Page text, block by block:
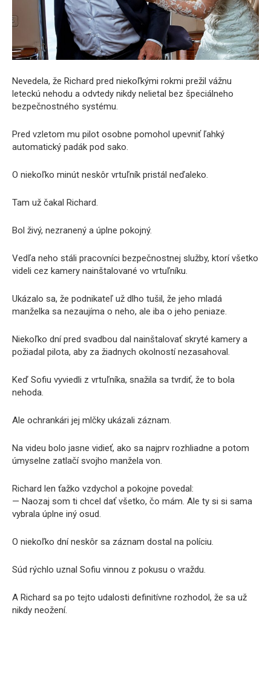
Nevedela, že Richard pred niekoľkými rokmi prežil vážnu
leteckú nehodu a odvtedy nikdy nelietal bez špeciálneho
bezpečnostného systému.
Pred vzletom mu pilot osobne pomohol upevniť ľahký
automatický padák pod sako.
O niekoľko minút neskôr vrtuľník pristál neďaleko.
Tam už čakal Richard.
Bol živý, nezranený a úplne pokojný.
Vedľa neho stáli pracovníci bezpečnostnej služby, ktorí všetko
videli cez kamery nainštalované vo vrtuľníku.
Ukázalo sa, že podnikateľ už dlho tušil, že jeho mladá
manželka sa nezaujíma o neho, ale iba o jeho peniaze.
Niekoľko dní pred svadbou dal nainštalovať skryté kamery a
požiadal pilota, aby za žiadnych okolností nezasahoval.
Keď Sofiu vyviedli z vrtuľníka, snažila sa tvrdiť, že to bola
nehoda.
Ale ochrankári jej mlčky ukázali záznam.
Na videu bolo jasne vidieť, ako sa najprv rozhliadne a potom
úmyselne zatlačí svojho manžela von.
Richard len ťažko vzdychol a pokojne povedal:
— Naozaj som ti chcel dať všetko, čo mám. Ale ty si si sama
vybrala úplne iný osud.
O niekoľko dní neskôr sa záznam dostal na políciu.
Súd rýchlo uznal Sofiu vinnou z pokusu o vraždu.
A Richard sa po tejto udalosti definitívne rozhodol, že sa už
nikdy neožení.